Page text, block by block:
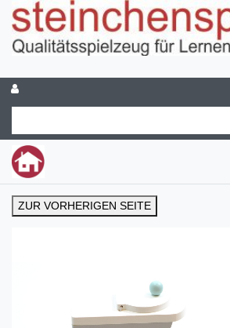
ZUR VORHERIGEN SEITE